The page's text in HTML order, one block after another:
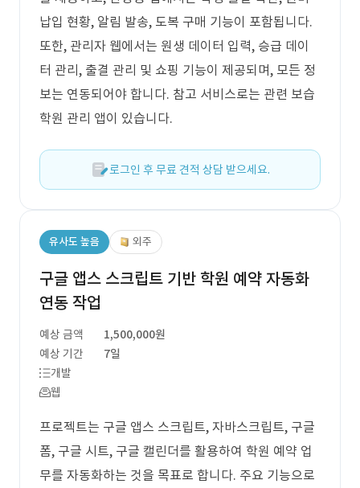
납입 현황, 알림 발송, 도복 구매 기능이 포함됩니다.
또한, 관리자 웹에서는 원생 데이터 입력, 승급 데이
터 관리, 출결 관리 및 쇼핑 기능이 제공되며, 모든 정
보는 연동되어야 합니다. 참고 서비스로는 관련 보습
학원 관리 앱이 있습니다.
로그인 후 무료 견적 상담 받으세요.
유사도 높음 외주
구글 앱스 스크립트 기반 학원 예약 자동화
연동 작업
예상 금액
1,500,000원
예상 기간
7일
개발
웹
프로젝트는 구글 앱스 스크립트, 자바스크립트, 구글
폼, 구글 시트, 구글 캘린더를 활용하여 학원 예약 업
무를 자동화하는 것을 목표로 합니다. 주요 기능으로